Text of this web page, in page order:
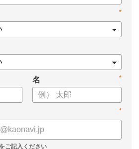
餅」になる3つの理由
制度連動など、実務対応のポイント
織マネジメントの底上げ
*
*
名
*